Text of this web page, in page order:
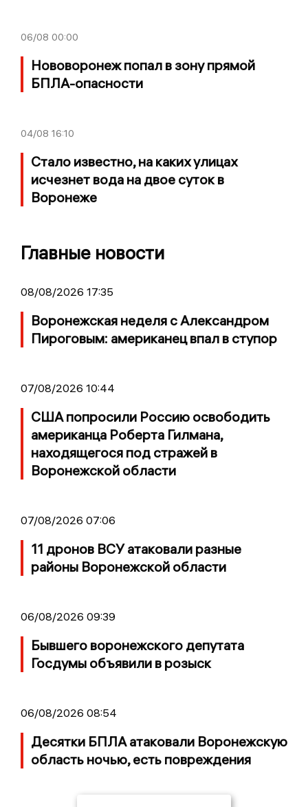
06/08 00:00
Нововоронеж попал в зону прямой
БПЛА-опасности
04/08 16:10
Стало известно, на каких улицах
исчезнет вода на двое суток в
Воронеже
Главные новости
08/08/2026 17:35
Воронежская неделя с Александром
Пироговым: американец впал в ступор
07/08/2026 10:44
США попросили Россию освободить
американца Роберта Гилмана,
находящегося под стражей в
Воронежской области
07/08/2026 07:06
11 дронов ВСУ атаковали разные
районы Воронежской области
06/08/2026 09:39
Бывшего воронежского депутата
Госдумы объявили в розыск
06/08/2026 08:54
Десятки БПЛА атаковали Воронежскую
область ночью, есть повреждения